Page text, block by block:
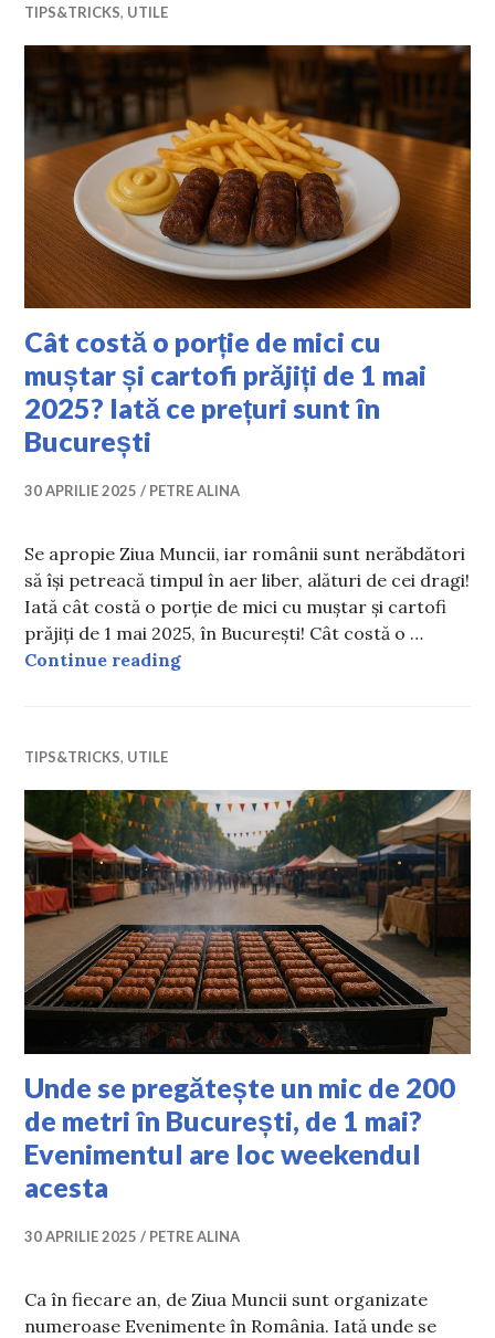
TIPS&TRICKS, UTILE
Cât costă o porție de mici cu
muștar și cartofi prăjiți de 1 mai
2025? Iată ce prețuri sunt în
București
30 APRILIE 2025 PETRE ALINA
Se apropie Ziua Muncii, iar românii sunt nerăbdători
să își petreacă timpul în aer liber, alături de cei dragi!
Iată cât costă o porție de mici cu muștar și cartofi
prăjiți de 1 mai 2025, în București! Cât costă o …
Continue readingCât costă o porție de mici cu
TIPS&TRICKS, UTILE
Unde se pregătește un mic de 200
de metri în București, de 1 mai?
Evenimentul are loc weekendul
acesta
30 APRILIE 2025 PETRE ALINA
Ca în fiecare an, de Ziua Muncii sunt organizate
numeroase Evenimente în România. Iată unde se